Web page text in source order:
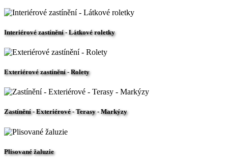
Interiérové zastínění - Látkové roletky
Exteriérové zastínění - Rolety
Zastínění - Exteriérové - Terasy - Markýzy
Plisované žaluzie